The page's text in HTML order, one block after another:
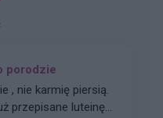
porodzie
, nie karmię piersią.
przepisane luteinę l,